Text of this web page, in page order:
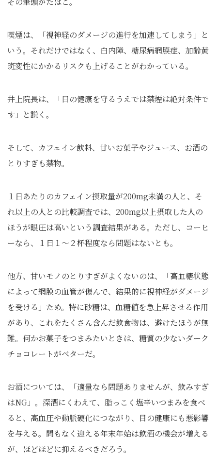
喫煙は、「視神経のダメージの進行を加速してしまう」と
いう。それだけではなく、白内障、糖尿病網膜症、加齢黄
斑変性にかかるリスクも上げることがわかっている。
井上院長は、「目の健康を守るうえでは禁煙は絶対条件で
す」と説く。
そして、カフェイン飲料、甘いお菓子やジュース、お酒の
とりすぎも禁物。
１日あたりのカフェイン摂取量が200mg未満の人と、そ
れ以上の人との比較調査では、200mg以上摂取した人の
ほうが眼圧は高いという調査結果がある。ただし、コーヒ
ーなら、１日１～２杯程度なら問題はないとも。
他方、甘いモノのとりすぎがよくないのは、「高血糖状態
によって網膜の血管が傷んで、結果的に視神経がダメージ
を受ける」ため。特に砂糖は、血糖値を急上昇させる作用
があり、これをたくさん含んだ飲食物は、避けたほうが無
難。何かお菓子をつまみたいときは、糖質の少ないダーク
チョコレートがベターだ。
お酒については、「適量なら問題ありませんが、飲みすぎ
はNG」。深酒にくわえて、脂っこく塩辛いつまみを食べ
ると、高血圧や動脈硬化につながり、目の健康にも悪影響
を与える。間もなく迎える年末年始は飲酒の機会が増える
が、ほどほどに抑えるべきだろう。